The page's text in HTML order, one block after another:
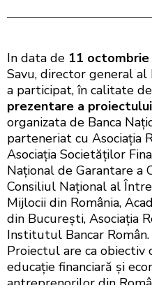
In data de 11
Savu, director general
a participat, în calitate
prezentare a proiectului
organizata de Banca
parteneriat cu Asociația
Asociația Societăților
Național de Garantare
Consiliul Național al
Mijlocii din România,
din București, Asociația
Institutul Bancar Român.
Proiectul are ca
educație financiară și